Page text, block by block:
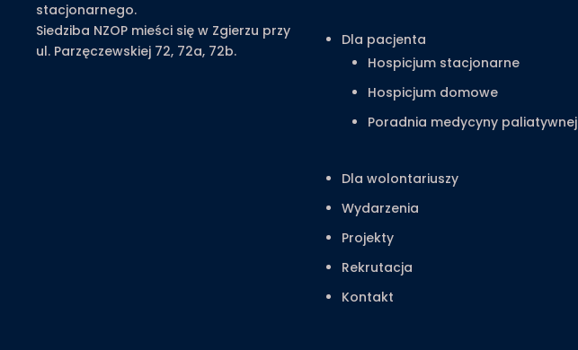
stacjonarnego.
Siedziba NZOP mieści się w Zgierzu przy
ul. Parzęczewskiej 72, 72a, 72b.
Dla pacjenta
Hospicjum stacjonarne
Hospicjum domowe
Poradnia medycyny paliatywnej
Dla wolontariuszy
Wydarzenia
Projekty
Rekrutacja
Kontakt